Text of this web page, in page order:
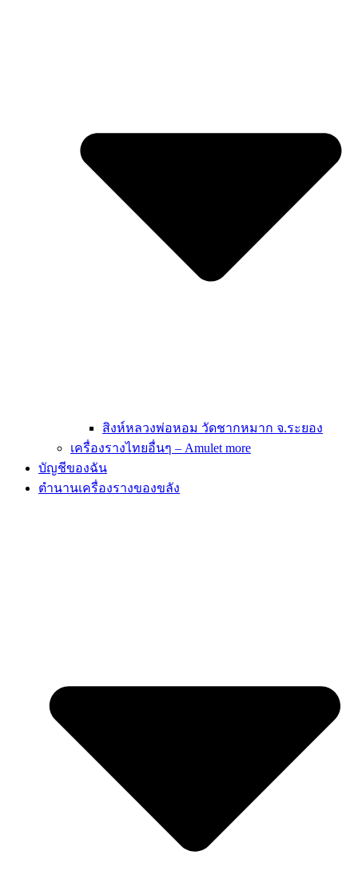
สิงห์หลวงพ่อหอม วัดชากหมาก จ.ระยอง
เครื่องรางไทยอื่นๆ – Amulet more
บัญชีของฉัน
ตำนานเครื่องรางของขลัง